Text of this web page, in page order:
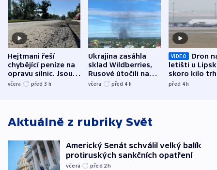
Hejtmani řeší
chybějící peníze na
opravu silnic. Jsou
nenárokové, namítá
včera před 3 h
Ukrajina zasáhla
sklad Wildberries,
Rusové útočili na
trh, hasiče či
včera před 4 h
VIDEO
Dron
letišti u
skoro kilo
indicie
před 4h
Aktuálně z rubriky Svět
Americký Senát schválil velký balík
protiruských sankčních opatření
včera před 2h